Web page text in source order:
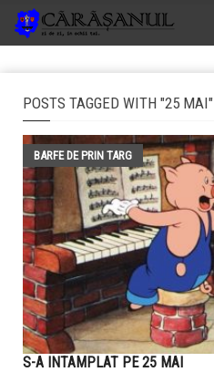
POSTS TAGGED WITH "25 MAI"
BARFE DE PRIN TARG
S-A INTAMPLAT PE 25 MAI